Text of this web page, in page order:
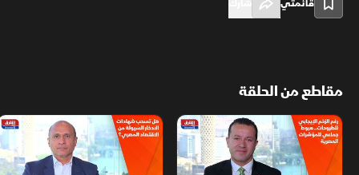
قائمتي
مقاطع من الحلقة